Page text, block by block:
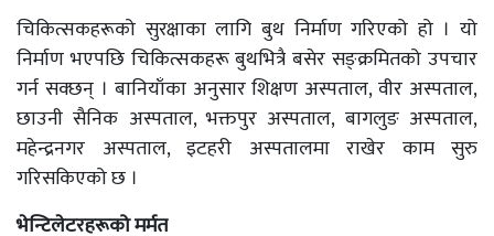
चिकित्सकहरूको सुरक्षाका लागि बुथ निर्माण गरिएको हो । यो
निर्माण भएपछि चिकित्सकहरू बुथभित्रै बसेर सङ्क्रमितको उपचार
गर्न सक्छन् । बानियाँका अनुसार शिक्षण अस्पताल, वीर अस्पताल,
छाउनी सैनिक अस्पताल, भक्तपुर अस्पताल, बागलुङ अस्पताल,
महेन्द्रनगर अस्पताल, इटहरी अस्पतालमा राखेर काम सुरु
गरिसकिएको छ ।
भेन्टिलेटरहरूको मर्मत